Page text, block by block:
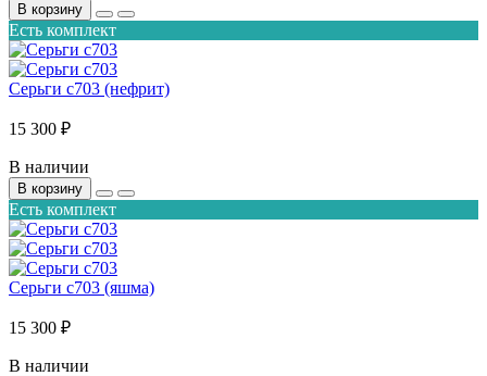
В корзину
Есть комплект
Серьги с703 (нефрит)
15 300 ₽
В наличии
В корзину
Есть комплект
Серьги с703 (яшма)
15 300 ₽
В наличии